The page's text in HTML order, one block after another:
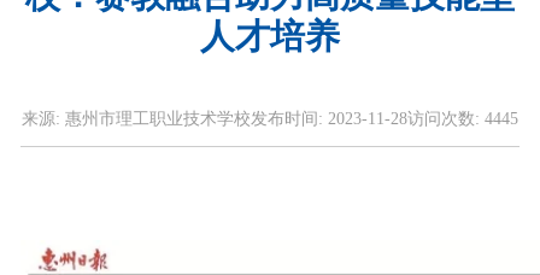
人才培养
来源: 惠州市理工职业技术学校发布时间: 2023-11-28访问次数: 4445